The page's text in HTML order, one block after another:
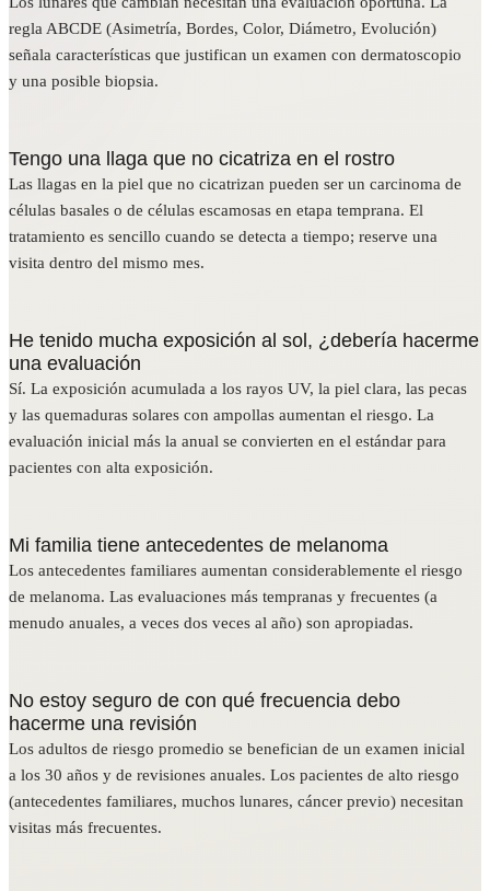
regla ABCDE (Asimetría, Bordes, Color, Diámetro, Evolución)
señala características que justifican un examen con dermatoscopio
y una posible biopsia.
Tengo una llaga que no cicatriza en el rostro
Las llagas en la piel que no cicatrizan pueden ser un carcinoma de
células basales o de células escamosas en etapa temprana. El
tratamiento es sencillo cuando se detecta a tiempo; reserve una
visita dentro del mismo mes.
He tenido mucha exposición al sol, ¿debería hacerme
una evaluación
Sí. La exposición acumulada a los rayos UV, la piel clara, las pecas
y las quemaduras solares con ampollas aumentan el riesgo. La
evaluación inicial más la anual se convierten en el estándar para
pacientes con alta exposición.
Mi familia tiene antecedentes de melanoma
Los antecedentes familiares aumentan considerablemente el riesgo
de melanoma. Las evaluaciones más tempranas y frecuentes (a
menudo anuales, a veces dos veces al año) son apropiadas.
No estoy seguro de con qué frecuencia debo
hacerme una revisión
Los adultos de riesgo promedio se benefician de un examen inicial
a los 30 años y de revisiones anuales. Los pacientes de alto riesgo
(antecedentes familiares, muchos lunares, cáncer previo) necesitan
visitas más frecuentes.